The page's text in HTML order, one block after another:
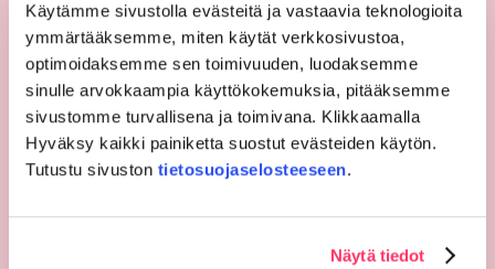
Käytämme sivustolla evästeitä ja vastaavia teknologioita
ymmärtääksemme, miten käytät verkkosivustoa,
optimoidaksemme sen toimivuuden, luodaksemme
sinulle arvokkaampia käyttökokemuksia, pitääksemme
sivustomme turvallisena ja toimivana. Klikkaamalla
Hyväksy kaikki painiketta suostut evästeiden käytön.
Tutustu sivuston tietosuojaselosteeseen.
Näytä tiedot
Työterveyspalvelut
Henkilöstö
Ajanvaraus ja etävastaanotto
Sivut